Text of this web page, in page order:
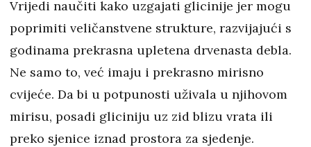
Vrijedi naučiti kako uzgajati glicinije jer mogu
poprimiti veličanstvene strukture, razvijajući s
godinama prekrasna upletena drvenasta debla.
Ne samo to, već imaju i prekrasno mirisno
cvijeće. Da bi u potpunosti uživala u njihovom
mirisu, posadi gliciniju uz zid blizu vrata ili
preko sjenice iznad prostora za sjedenje.